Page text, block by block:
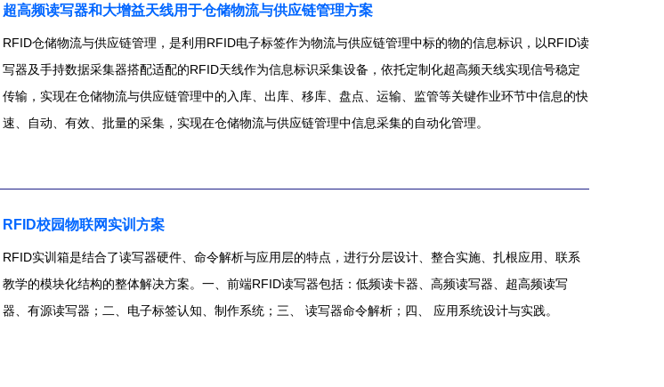
而实现固定资产的高效管理。
超高频读写器和大增益天线用于仓储物流与供应链管理方案
RFID仓储物流与供应链管理，是利用RFID电子标签作为物流与供应链管理中标的物的信息标识，以RFID读
写器及手持数据采集器搭配适配的RFID天线作为信息标识采集设备，依托定制化超高频天线实现信号稳定
传输，实现在仓储物流与供应链管理中的入库、出库、移库、盘点、运输、监管等关键作业环节中信息的快
速、自动、有效、批量的采集，实现在仓储物流与供应链管理中信息采集的自动化管理。
RFID校园物联网实训方案
RFID实训箱是结合了读写器硬件、命令解析与应用层的特点，进行分层设计、整合实施、扎根应用、联系
教学的模块化结构的整体解决方案。一、前端RFID读写器包括：低频读卡器、高频读写器、超高频读写
器、有源读写器；二、电子标签认知、制作系统；三、 读写器命令解析；四、 应用系统设计与实践。